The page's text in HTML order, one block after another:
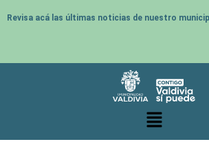
Revisa acá las últimas noticias de nuestro